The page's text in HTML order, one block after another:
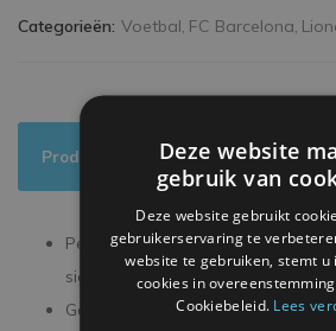
Categorieën: Voetbal, FC Barcelona,
Productinformatie
Persoonlijk gesigneerd tijdens een
signeersessie
Geleverd met een officieel
Deze website
gebruik van
Deze website gebruikt
gebruikerservaring te
website te gebruiken, stemt u
cookies in
Cookiebeleid. Lees